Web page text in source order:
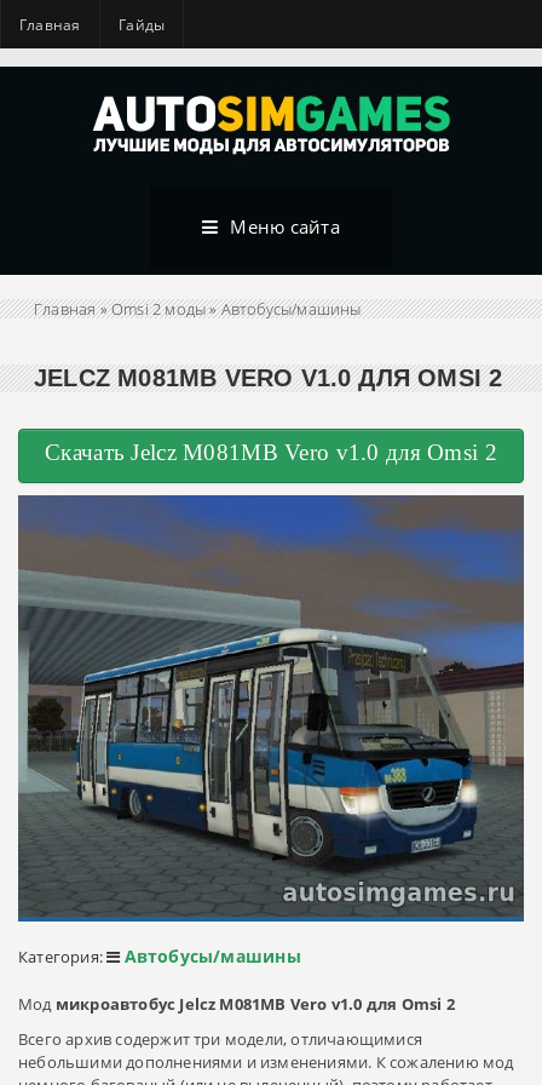
Главная Гайды
Меню сайта
Главная»Omsi 2 моды»Автобусы/машины
JELCZ M081MB VERO V1.0 ДЛЯ OMSI 2
Скачать Jelcz M081MB Vero v1.0 для Omsi 2
Категория: Автобусы/машины
Мод микроавтобус Jelcz M081MB Vero v1.0 для Omsi 2
Всего архив содержит три модели, отличающимися
небольшими дополнениями и изменениями. К сожалению мод